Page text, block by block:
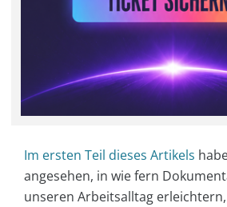
Im ersten Teil dieses Artikels
angesehen, in wie fern
unseren Arbeitsalltag